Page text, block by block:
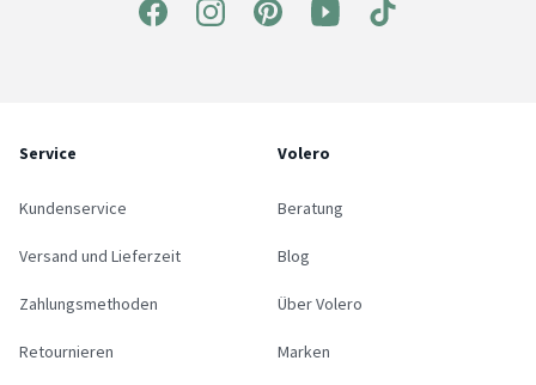
Service
Kundenservice
Versand und Lieferzeit
Zahlungsmethoden
Retournieren
Volero
Beratung
Blog
Über Volero
Marken